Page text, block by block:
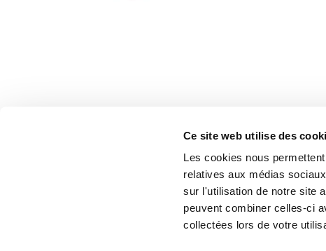
Ce site web utilise des
Les cookies nous
relatives aux médias
sur l'utilisation de notre site
peuvent combiner celles-ci
collectées lors de votre
ANTO'S Bar & Cave
2 Pl. Ampère, 69250 Neuville-sur-Saône,
France